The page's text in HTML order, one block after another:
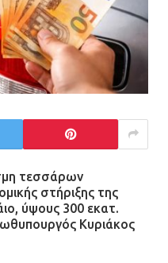
τεσσάρων
στήριξης της
ύψους 300 εκατ.
Κυριάκος